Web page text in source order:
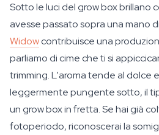
Sotto le luci del grow box brillano
avesse passato sopra una mano
Widowcontribuisce una
parliamo di cime che ti si
trimming. L'aroma tende al dolce
leggermente pungente sotto, il
un grow box in fretta. Se hai già
fotoperiodo, riconoscerai la